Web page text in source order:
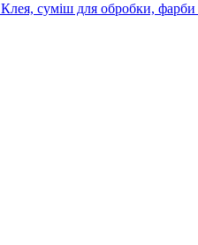
Клея, суміш для обробки, фарби